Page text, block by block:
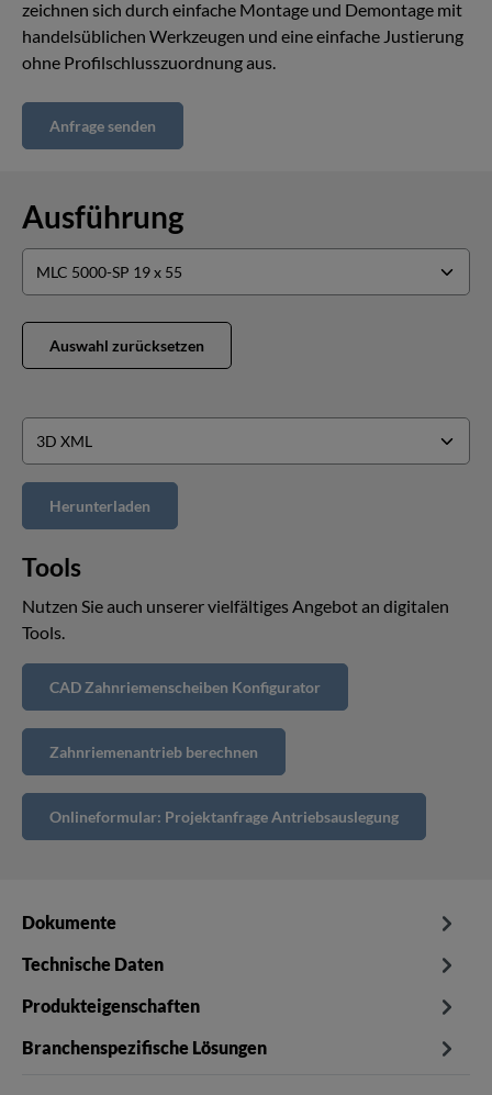
zeichnen sich durch einfache Montage und Demontage mit
handelsüblichen Werkzeugen und eine einfache Justierung
ohne Profilschlusszuordnung aus.
Anfrage senden
Ausführung
Auswahl zurücksetzen
Tools
Nutzen Sie auch unserer vielfältiges Angebot an digitalen
Tools.
CAD Zahnriemenscheiben Konfigurator
Zahnriemenantrieb berechnen
Onlineformular: Projektanfrage Antriebsauslegung
Dokumente
Technische Daten
Produkteigenschaften
Branchenspezifische Lösungen